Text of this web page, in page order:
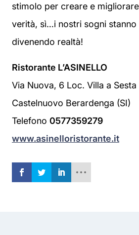
stimolo per creare e
verità, sì…i nostri sogni stanno
divenendo realtà!
Ristorante L’ASINELLO
Via Nuova, 6 Loc. Villa a Sesta
Castelnuovo Berardenga (SI)
Telefono 0577359279
www.asinelloristorante.it